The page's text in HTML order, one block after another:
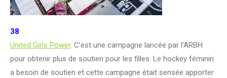
38
United Girls Power. C’est une campagne lancée par l’ARBH
pour obtenir plus de soutien pour les filles. Le hockey féminin
a besoin de soutien et cette campagne était sensée apporter